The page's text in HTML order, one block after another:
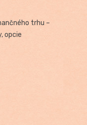
trhu –
opcie